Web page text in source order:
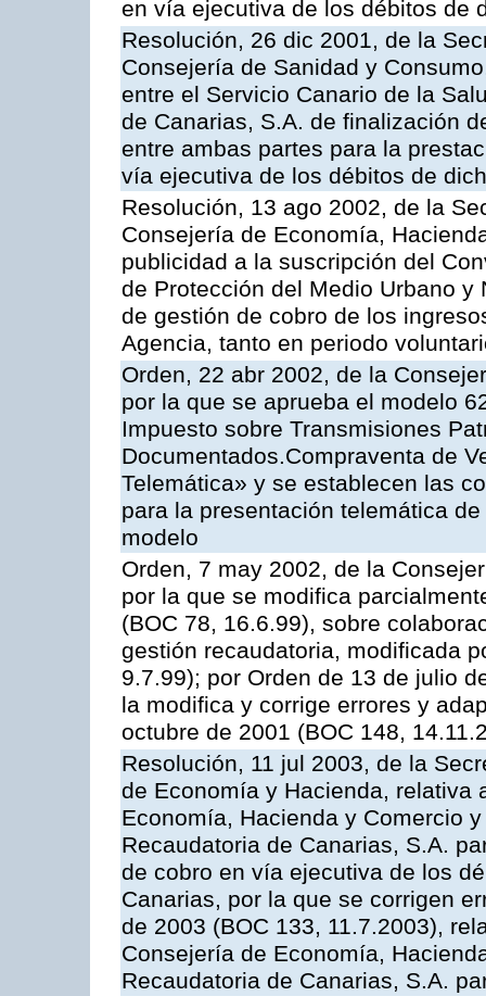
en vía ejecutiva de los débitos de
Resolución, 26 dic 2001, de la
Consejería de Sanidad y
entre el Servicio Canario de la
de Canarias, S.A. de finalización
entre ambas partes para la
vía ejecutiva de los débitos de
Resolución, 13 ago 2002, de la
Consejería de Economía,
publicidad a la suscripción del
de Protección del Medio Urbano
de gestión de cobro de los
Agencia, tanto en periodo
Orden, 22 abr 2002, de la
por la que se aprueba el modelo
Impuesto sobre Transmisiones
Documentados.Compraventa de
Telemática» y se establecen las
para la presentación telemática
modelo
Orden, 7 may 2002, de la
por la que se modifica
(BOC 78, 16.6.99), sobre
gestión recaudatoria, modificada
9.7.99); por Orden de 13 de julio
la modifica y corrige errores y
octubre de 2001 (BOC 148,
Resolución, 11 jul 2003, de la
de Economía y Hacienda, relativa
Economía, Hacienda y Comercio
Recaudatoria de Canarias, S.A.
de cobro en vía ejecutiva de los
Canarias, por la que se corrigen
de 2003 (BOC 133, 11.7.2003),
Consejería de Economía,
Recaudatoria de Canarias, S.A.